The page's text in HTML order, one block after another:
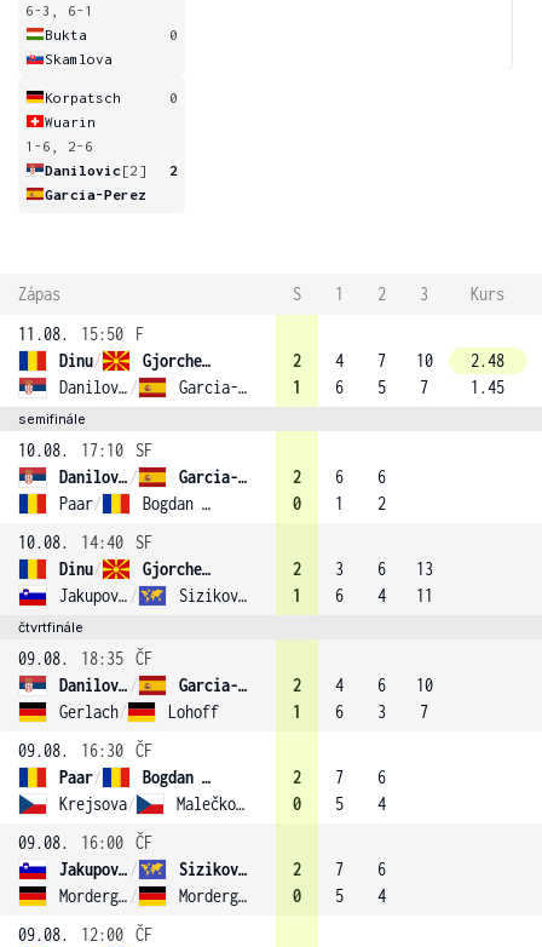
6-3, 6-1
Bukta
0
Skamlova
Korpatsch
0
Wuarin
1-6, 2-6
Danilovic [2]
2
Garcia-Perez
Zápas S 1 2 3
Kurs
11.08.
15:50
F
Dinu/
Gjorcheska
Danilovic / Garcia-Perez (2)
2
1
4
6
7
5
10
7
2.48
1.45
semifinále
10.08. 17:10
SF
Danilovic /
Garcia-Perez (2)
Paar/ Bogdan (3)
2
0
6
1
6
2
10.08.
14:40
SF
Dinu/
Gjorcheska
Jakupovic / Sizikova (1)
2
1
3
6
6
4
13
11
čtvrtfinále
09.08. 18:35 ČF
Danilovic /
Garcia-Perez (2)
Gerlach/ Lohoff
2
1
4
6
6
3
10
7
09.08.
16:30 ČF
Paar/
Bogdan (3)
Krejsova/ Malečková
2
0
7
5
6
4
09.08.
16:00 ČF
Jakupovic /
Sizikova (1)
Morderger / Morderger
2
0
7
5
6
4
09.08.
12:00 ČF